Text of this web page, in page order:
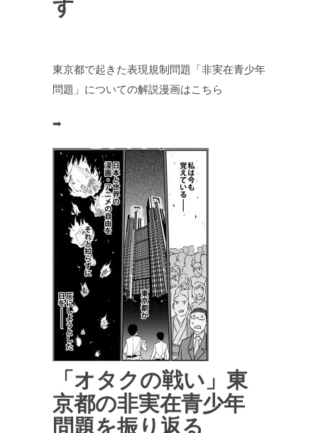
す
東京都で起きた表現規制問題「非実在青少年
問題」についての解説漫画はこちら
➡
「オタクの戦い」東
京都の非実在青少年
問題を振り返る